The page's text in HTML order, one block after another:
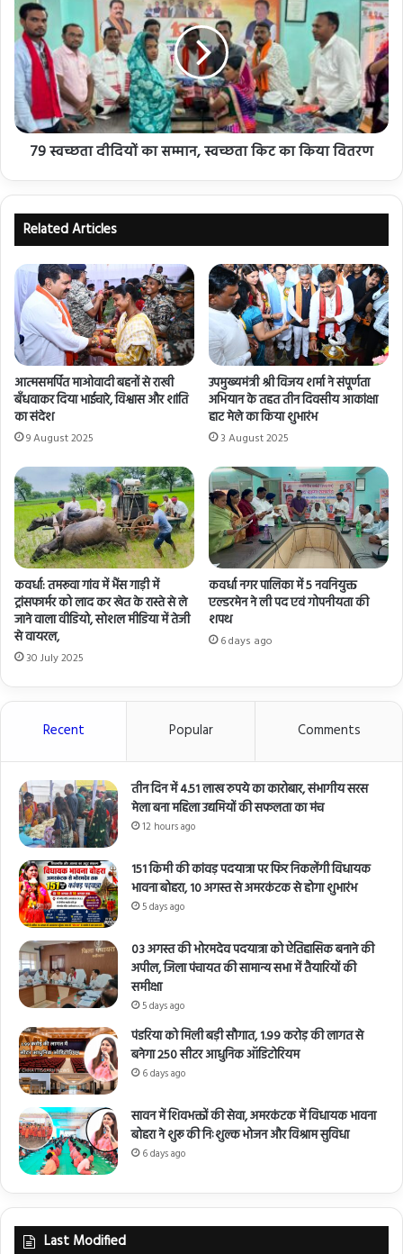
79 स्वच्छता दीदियों का सम्मान, स्वच्छता किट का किया वितरण
Related Articles
आत्मसमर्पित माओवादी बहनों से राखी
बँधवाकर दिया भाईचारे, विश्वास और शांति
का संदेश
9 August 2025
उपमुख्यमंत्री श्री विजय शर्मा ने संपूर्णता
अभियान के तहत तीन दिवसीय आकांक्षा
हाट मेले का किया शुभारंभ
3 August 2025
कवर्धा: तमरूवा गांव में भैंस गाड़ी में
ट्रांसफार्मर को लाद कर खेत के रास्ते से ले
जाने वाला वीडियो, सोशल मीडिया में तेजी
से वायरल,
30 July 2025
कवर्धा नगर पालिका में 5 नवनियुक्त
एल्डरमेन ने ली पद एवं गोपनीयता की
शपथ
6 days ago
Recent Popular Comments
तीन दिन में 4.51 लाख रुपये का कारोबार, संभागीय सरस
मेला बना महिला उद्यमियों की सफलता का मंच
12 hours ago
151 किमी की कांवड़ पदयात्रा पर फिर निकलेंगी विधायक
भावना बोहरा, 10 अगस्त से अमरकंटक से होगा शुभारंभ
5 days ago
03 अगस्त की भोरमदेव पदयात्रा को ऐतिहासिक बनाने की
अपील, जिला पंचायत की सामान्य सभा में तैयारियों की
समीक्षा
5 days ago
पंडरिया को मिली बड़ी सौगात, 1.99 करोड़ की लागत से
बनेगा 250 सीटर आधुनिक ऑडिटोरियम
6 days ago
सावन में शिवभक्तों की सेवा, अमरकंटक में विधायक भावना
बोहरा ने शुरू की निःशुल्क भोजन और विश्राम सुविधा
6 days ago
Last Modified